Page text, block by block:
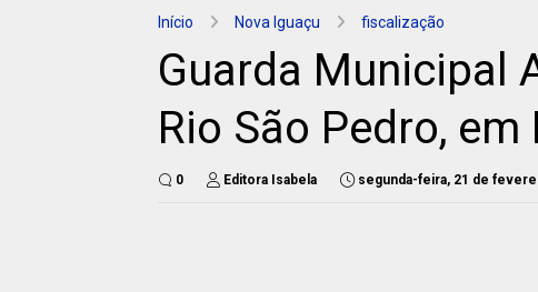
Início Nova Iguaçu fiscalização
Guarda Municipal
Rio São Pedro,
0 Editora Isabela segunda-feira, 21 de